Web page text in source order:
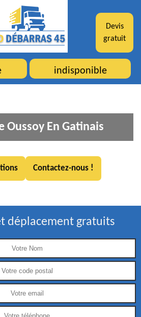
Devis
gratuit
indisponible
Oussoy En Gatinais
Contactez-nous !
déplacement gratuits